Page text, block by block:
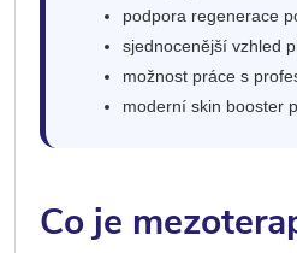
podpora regenerace
sjednocenější vzhled
možnost práce s
moderní skin booster
Co je